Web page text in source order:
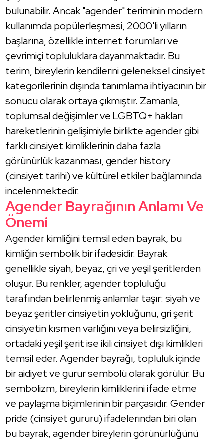
bulunabilir. Ancak "agender" teriminin modern
kullanımda popülerleşmesi, 2000'li yılların
başlarına, özellikle internet forumları ve
çevrimiçi topluluklara dayanmaktadır. Bu
terim, bireylerin kendilerini geleneksel cinsiyet
kategorilerinin dışında tanımlama ihtiyacının bir
sonucu olarak ortaya çıkmıştır. Zamanla,
toplumsal değişimler ve LGBTQ+ hakları
hareketlerinin gelişimiyle birlikte agender gibi
farklı cinsiyet kimliklerinin daha fazla
görünürlük kazanması, gender history
(cinsiyet tarihi) ve kültürel etkiler bağlamında
incelenmektedir.
Agender Bayrağının Anlamı Ve
Önemi
Agender kimliğini temsil eden bayrak, bu
kimliğin sembolik bir ifadesidir. Bayrak
genellikle siyah, beyaz, gri ve yeşil şeritlerden
oluşur. Bu renkler, agender topluluğu
tarafından belirlenmiş anlamlar taşır: siyah ve
beyaz şeritler cinsiyetin yokluğunu, gri şerit
cinsiyetin kısmen varlığını veya belirsizliğini,
ortadaki yeşil şerit ise ikili cinsiyet dışı kimlikleri
temsil eder. Agender bayrağı, topluluk içinde
bir aidiyet ve gurur sembolü olarak görülür. Bu
sembolizm, bireylerin kimliklerini ifade etme
ve paylaşma biçimlerinin bir parçasıdır. Gender
pride (cinsiyet gururu) ifadelerından biri olan
bu bayrak, agender bireylerin görünürlüğünü